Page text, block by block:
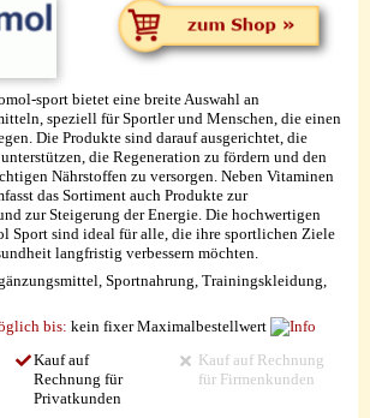
sport bietet eine breite Auswahl an
speziell für Sportler und Menschen, die einen
Die Produkte sind darauf ausgerichtet, die
die Regeneration zu fördern und den
Nährstoffen zu versorgen. Neben Vitaminen
das Sortiment auch Produkte zur
zur Steigerung der Energie. Die hochwertigen
Sport sind ideal für alle, die ihre sportlichen Ziele
langfristig verbessern möchten.
Sportnahrung, Trainingskleidung,
bis: kein fixer Maximalbestellwert
Kauf auf
Rechnung für
Privatkunden
Kauf auf Rechnung
für Firmenkunden